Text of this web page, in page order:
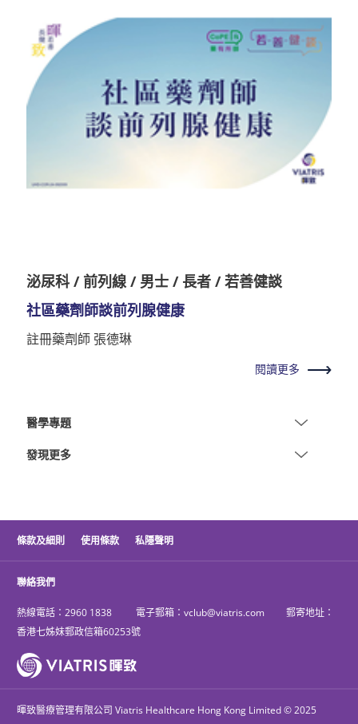
泌尿科 / 前列線 / 男士 / 長者 / 若善健談
社區藥劑師談前列腺健康
註冊藥劑師 張德琳
閱讀更多
醫學專題
發現更多
條款及細則 使用條款 私隱聲明
聯絡我們
熱線電話： 2960 1838 電子郵箱： vclub@viatris.com
郵寄地址：
香港七姊妹郵政信箱60253號
暉致醫療管理有限公司 Viatris Healthcare Hong Kong Limited © 2025